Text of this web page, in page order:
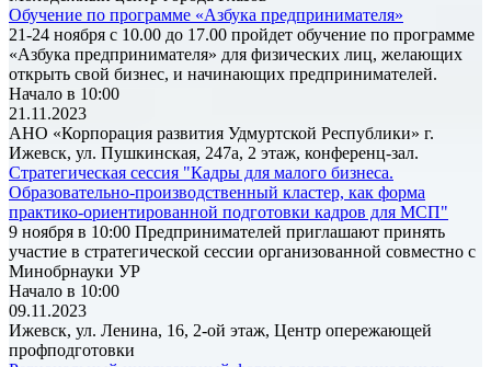
Обучение по программе «Азбука предпринимателя»
21-24 ноября с 10.00 до 17.00 пройдет обучение по программе
«Азбука предпринимателя» для физических лиц, желающих
открыть свой бизнес, и начинающих предпринимателей.
Начало в 10:00
21.11.2023
АНО «Корпорация развития Удмуртской Республики» г.
Ижевск, ул. Пушкинская, 247а, 2 этаж, конференц-зал.
Стратегическая сессия "Кадры для малого бизнеса.
Образовательно-производственный кластер, как форма
практико-ориентированной подготовки кадров для МСП"
9 ноября в 10:00 Предпринимателей приглашают принять
участие в стратегической сессии организованной совместно с
Минобрнауки УР
Начало в 10:00
09.11.2023
Ижевск, ул. Ленина, 16, 2-ой этаж, Центр опережающей
профподготовки